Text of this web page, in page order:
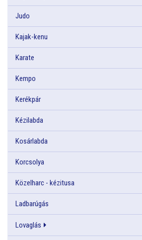
Judo
Kajak-kenu
Karate
Kempo
Kerékpár
Kézilabda
Kosárlabda
Korcsolya
Közelharc - kézitusa
Ladbarúgás
Lovaglás